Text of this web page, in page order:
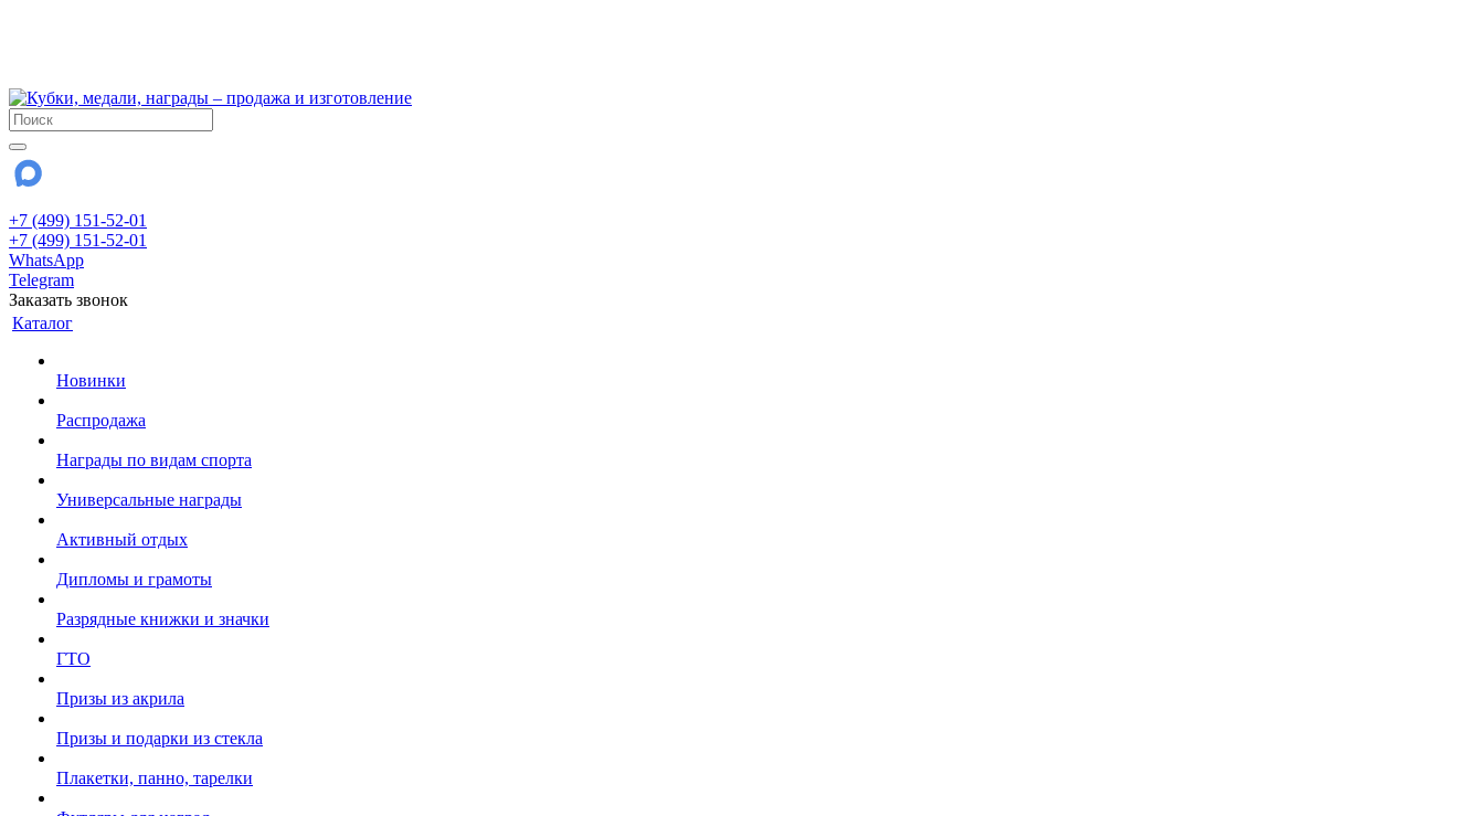
+7 (499) 151-52-01
+7 (499) 151-52-01
WhatsApp
Telegram
Заказать звонок
Каталог
Новинки
Распродажа
Награды по видам спорта
Универсальные награды
Активный отдых
Дипломы и грамоты
Разрядные книжки и значки
ГТО
Призы из акрила
Призы и подарки из стекла
Плакетки, панно, тарелки